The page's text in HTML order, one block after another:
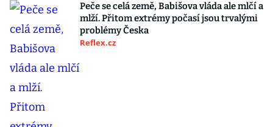
Peče se celá země, Babišova vláda ale mlčí a
mlží. Přitom extrémy počasí jsou trvalými
problémy Česka
Reflex.cz